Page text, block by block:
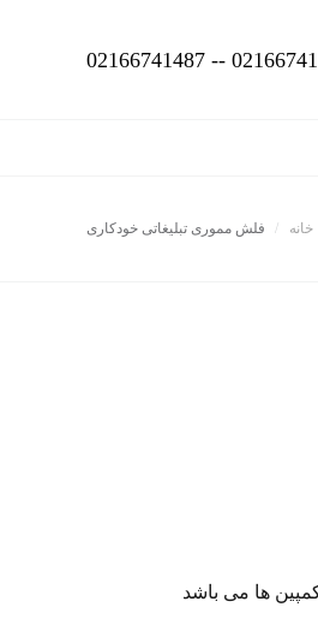
02166741523 --
خانه فلش مموری تبلیغاتی خودکاری
ها می باشد